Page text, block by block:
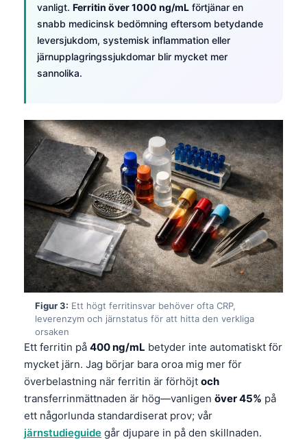
vanligt. Ferritin över 1000 ng/mL förtjänar en
snabb medicinsk bedömning eftersom betydande
leversjukdom, systemisk inflammation eller
järnupplagringssjukdomar blir mycket mer
sannolika.
Figur 3: Ett högt ferritinsvar behöver ofta CRP,
leverenzym och järnstatus för att hitta den verkliga
orsaken
Ett ferritin på 400 ng/mL betyder inte automatiskt för
mycket järn. Jag börjar bara oroa mig mer för
överbelastning när ferritin är förhöjt och
transferrinmättnaden är hög—vanligen över 45% på
ett någorlunda standardiserat prov; vår
järnstudieguide går djupare in på den skillnaden.